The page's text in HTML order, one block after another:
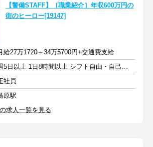
【警備STAFF】［職業紹介］年収600万円の
街のヒーロー[19147]
給27万1720～34万5700円+交通費支給
週5日以上 1日8時間以上 シフト自由・自己申告
社員
原駅
求人一覧を見る